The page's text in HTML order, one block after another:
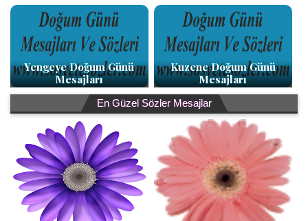
Yengeye Doğum Günü
Mesajları
Kuzene Doğum Günü
Mesajları
En Güzel Sözler Mesajlar